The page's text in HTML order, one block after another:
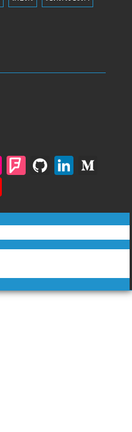
Fli F
rs
q
ar
e
Gi
u
b
Li
e
dI
u
m
o
u
T
b
e